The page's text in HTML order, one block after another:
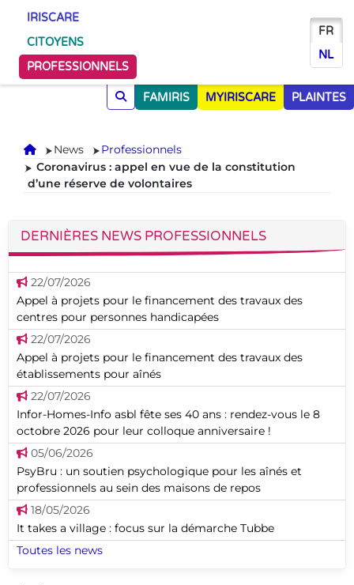
IRISCARE
CITOYENS
PROFESSIONNELS
FR
NL
FAMIRIS MYIRISCARE PLAINTES
Accueil
News
Professionnels
Coronavirus : appel en vue de la constitution
d’une réserve de volontaires
DERNIÈRES NEWS PROFESSIONNELS
22/07/2026
Appel à projets pour le financement des travaux des
centres pour personnes handicapées
22/07/2026
Appel à projets pour le financement des travaux des
établissements pour aînés
22/07/2026
Infor-Homes-Info asbl fête ses 40 ans : rendez-vous le 8
octobre 2026 pour leur colloque anniversaire !
05/06/2026
PsyBru : un soutien psychologique pour les aînés et
professionnels au sein des maisons de repos
18/05/2026
It takes a village : focus sur la démarche Tubbe
Toutes les news